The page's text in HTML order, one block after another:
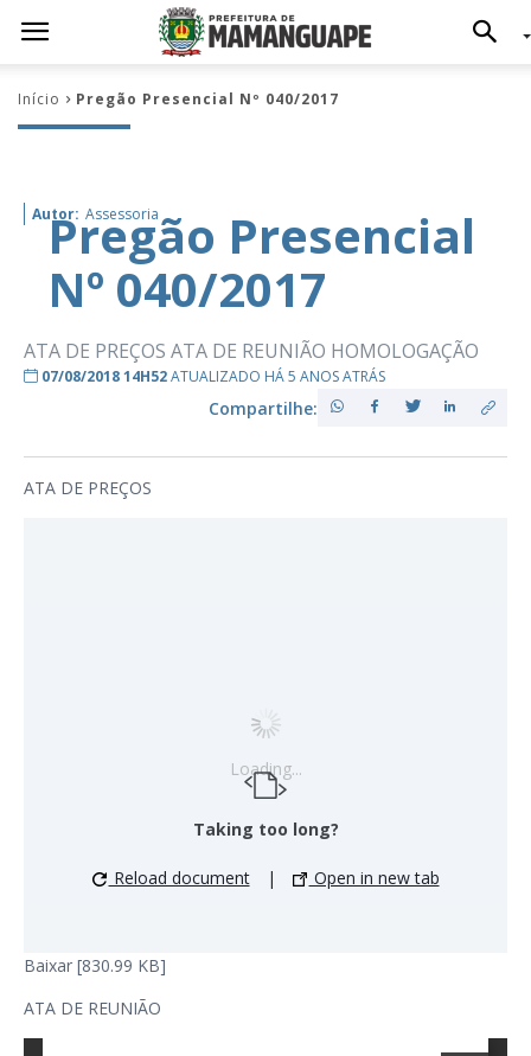
Início Pregão Presencial Nº 040/2017
Autor: Assessoria
Pregão Presencial
Nº 040/2017
ATA DE PREÇOS ATA DE REUNIÃO HOMOLOGAÇÃO
07/08/2018 14H52ATUALIZADO HÁ 5 ANOS ATRÁS
Compartilhe:
ATA DE PREÇOS
Loading...
Taking too long?
Reload document | Open in new tab
Baixar [830.99 KB]
ATA DE REUNIÃO